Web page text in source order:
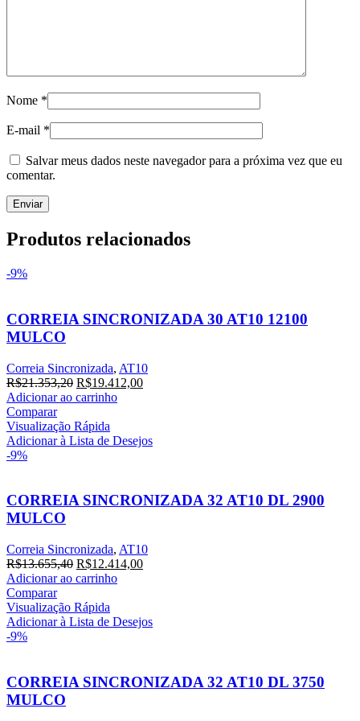
Nome *
E-mail *
Salvar meus dados neste navegador para a próxima vez que eu
comentar.
Produtos relacionados
-9%
CORREIA SINCRONIZADA 30 AT10 12100
MULCO
Correia Sincronizada, AT10
R$21.353,20 O
preço
era:
R$21.353,20.
R$19.412,00O
R$19.412,00.
Adicionar ao carrinho
Comparar
Visualização Rápida
Adicionar à Lista de Desejos
-9%
CORREIA SINCRONIZADA 32 AT10 DL 2900
MULCO
Correia Sincronizada, AT10
R$13.655,40 O
preço
era:
R$13.655,40.
R$12.414,00O
R$12.414,00.
Adicionar ao carrinho
Comparar
Visualização Rápida
Adicionar à Lista de Desejos
-9%
CORREIA SINCRONIZADA 32 AT10 DL 3750
MULCO